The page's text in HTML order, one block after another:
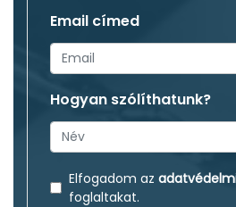
Email címed
Hogyan szólíthatunk?
Elfogadom az
foglaltakat.